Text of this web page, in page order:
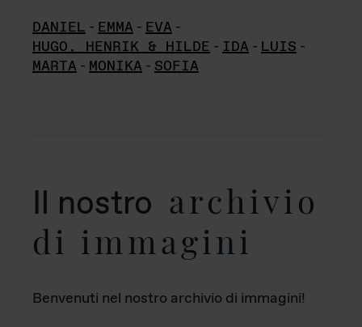
DANIEL - EMMA - EVA -
HUGO, HENRIK & HILDE - IDA - LUIS -
MARTA - MONIKA - SOFIA
Il nostro archivio
di immagini
Benvenuti nel nostro archivio di immagini!